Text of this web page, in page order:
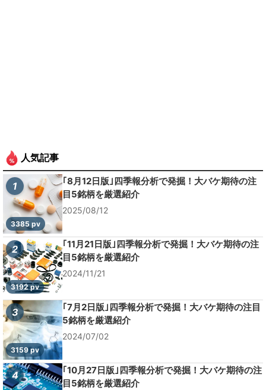
人気記事
1
3385 pv
｢8月12日版｣四季報分析で発掘！大バケ期待の注
目5銘柄を厳選紹介
2025/08/12
2
3192 pv
｢11月21日版｣四季報分析で発掘！大バケ期待の注
目5銘柄を厳選紹介
2024/11/21
3
3159 pv
｢7月2日版｣四季報分析で発掘！大バケ期待の注目
5銘柄を厳選紹介
2024/07/02
4
｢10月27日版｣四季報分析で発掘！大バケ期待の注
目5銘柄を厳選紹介